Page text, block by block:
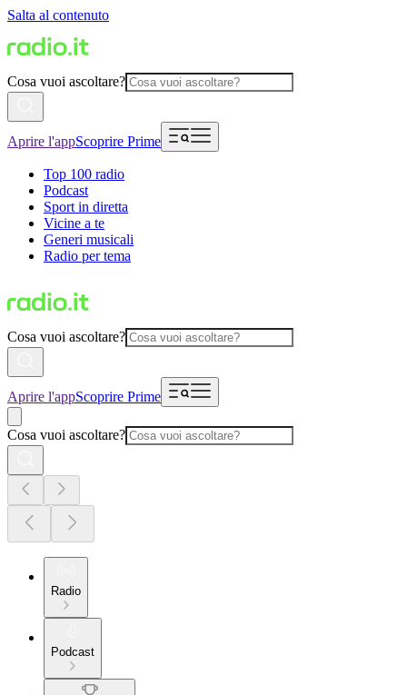
Salta al contenuto
Cosa vuoi ascoltare?
Aprire l'appScoprire Prime
Top 100 radio
Podcast
Sport in diretta
Vicine a te
Generi musicali
Radio per tema
Cosa vuoi ascoltare?
Aprire l'appScoprire Prime
Cosa vuoi ascoltare?
Radio
Podcast